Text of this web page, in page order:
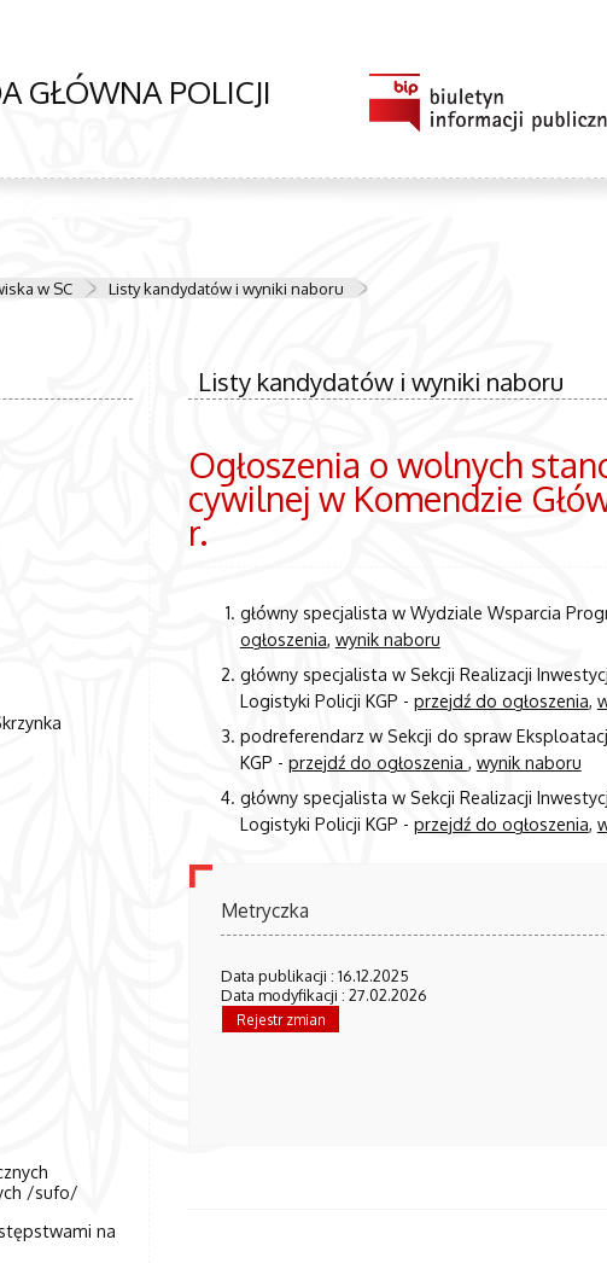
GŁÓWNA POLICJI
w SC Listy kandydatów i wyniki naboru
/sufo/
na
Listy kandydatów i wyniki naboru
Ogłoszenia o wolnych
cywilnej w Komendzie
r.
główny specjalista w Wydziale Wsparcia
ogłoszenia, wynik naboru
główny specjalista w Sekcji Realizacji
Logistyki Policji KGP - przejdź do ogłoszenia,
podreferendarz w Sekcji do spraw
KGP - przejdź do ogłoszenia , wynik naboru
główny specjalista w Sekcji Realizacji
Logistyki Policji KGP - przejdź do ogłoszenia,
Metryczka
Data publikacji : 16.12.2025
Data modyfikacji : 27.02.2026
Rejestr zmian